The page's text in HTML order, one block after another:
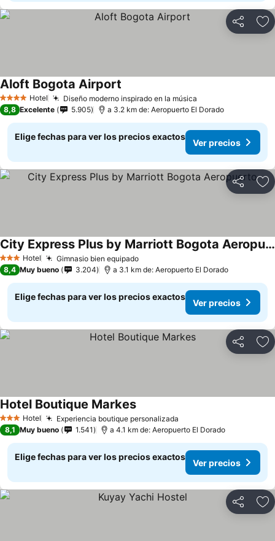
Compartir
4 EstrellasHotel Diseño moderno inspirado en la música
Aloft Bogota Airport
8,8 Excelente 5.905 a 3.2 km de: Aeropuerto El Dorado
Elige fechas para ver los precios exactos
Ver precios
Compartir
3 Estrellas
Hotel Gimnasio bien equipado
City Express Plus by Marriott Bogota Aeropuerto
8,4 Muy bueno 3.204 a 3.1 km de: Aeropuerto El Dorado
Elige fechas para ver los precios exactos
Ver precios
Compartir
3 Estrellas
Hotel Experiencia boutique personalizada
Hotel Boutique Markes
8,1 Muy bueno 1.541 a 4.1 km de: Aeropuerto El Dorado
Elige fechas para ver los precios exactos
Ver precios
Compartir